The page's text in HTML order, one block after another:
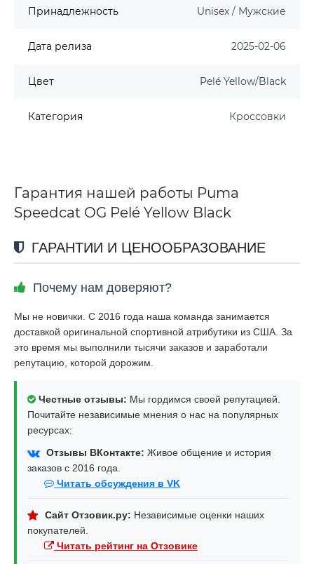
Принадлежность Unisex / Мужские
Дата релиза 2025-02-06
Цвет Pelé Yellow/Black
Категория Кроссовки
Гарантия нашей работы Puma
Speedcat OG Pelé Yellow Black
ГАРАНТИИ И ЦЕНООБРАЗОВАНИЕ
Почему нам доверяют?
Мы не новички. С 2016 года наша команда занимается
доставкой оригинальной спортивной атрибутики из США. За
это время мы выполнили тысячи заказов и заработали
репутацию, которой дорожим.
Честные отзывы: Мы гордимся своей репутацией.
Почитайте независимые мнения о нас на популярных
ресурсах:
Отзывы ВКонтакте: Живое общение и история
заказов с 2016 года.
Читать обсуждения в VK
Сайт Отзовик.ру: Независимые оценки наших
покупателей.
Читать рейтинг на Отзовике